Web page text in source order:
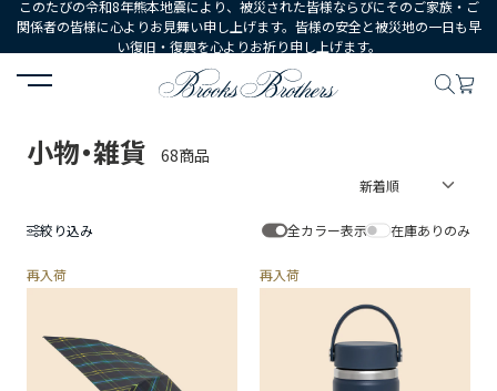
このたびの令和8年熊本地震により、被災された皆様ならびにそのご家族・ご
関係者の皆様に心よりお見舞い申し上げます。皆様の安全と被災地の一日も早
い復旧・復興を心よりお祈り申し上げます。
HOME シューズ・アクセサリー 小物・雑貨
小物・雑貨 68商品
絞り込み 全カラー表示 在庫ありのみ
再入荷 再入荷